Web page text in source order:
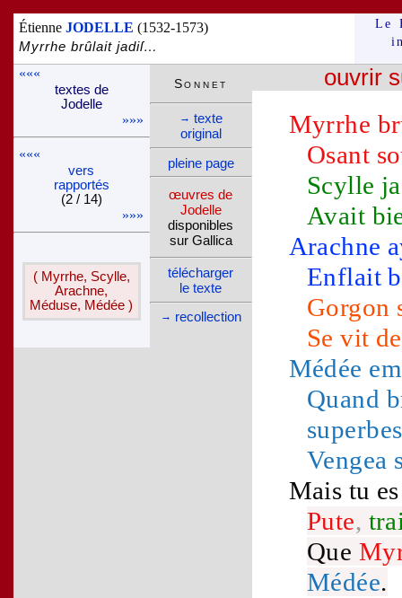
ÉtienneJODELLE (1532-1573)
Myrrhe brûlait jadiſ…
Le
«««
textes de
Jo­delle
»»»
«««
vers
rappor­tés
(2 / 14)
»»»
( Myrrhe, Scylle,
Arachne,
Méduse, Médée )
ouvrir
Myrrhe
Osant
Scylle
Avait
Arachne
Enflait
Gorgon
Se vit
Médée
Quand
superbes
Vengea
Mais tu
Pute,
Que
Médée.
Son­net
→ texte
ori­ginal
pleine page
œuvres de
Jo­delle
dispo­nibles
sur Gallica
télé­charger
le texte
→ recol­lec­tion